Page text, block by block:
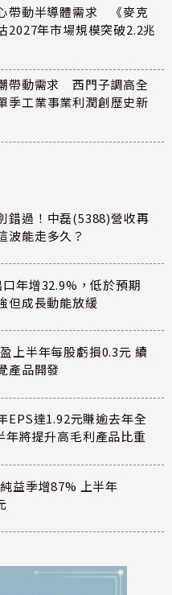
帶動半導體需求 《麥克
2027年市場規模突破2.2兆
帶動需求 西門子調高全
季工業事業利潤創歷史新
錯過！中磊(5388)營收再
波能走多久？
口年增32.9%，低於預期
但成長動能放緩
上半年每股虧損0.3元 續
產品開發
EPS達1.92元賺逾去年全
年將提升高毛利產品比重
益季增87% 上半年